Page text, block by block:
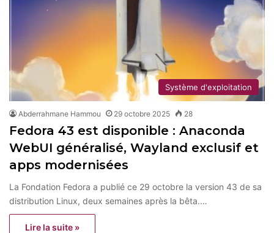
Système d'exploitation
Abderrahmane Hammou 29 octobre 2025 28
Fedora 43 est disponible : Anaconda
WebUI généralisé, Wayland exclusif et
apps modernisées
La Fondation Fedora a publié ce 29 octobre la version 43 de sa
distribution Linux, deux semaines après la bêta.…
Lire la suite »